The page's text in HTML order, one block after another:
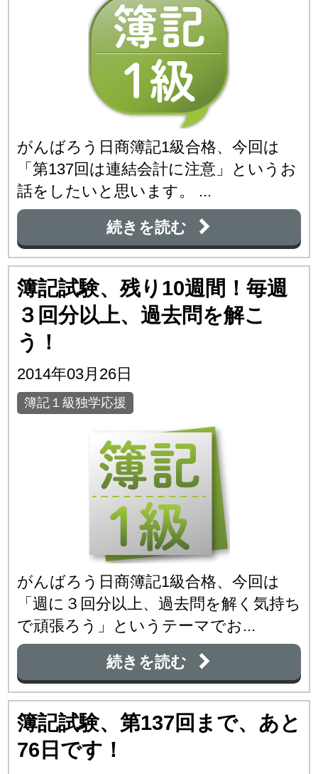
がんばろう日商簿記1級合格、今回は
「第137回は連結会計に注意」というお
話をしたいと思います。 ...
続きを読む
簿記試験、残り10週間！毎週
３回分以上、過去問を解こ
う！
2014年03月26日
簿記１級独学応援
がんばろう日商簿記1級合格、今回は
「週に３回分以上、過去問を解く気持ち
で頑張ろう」というテーマでお...
続きを読む
簿記試験、第137回まで、あと
76日です！